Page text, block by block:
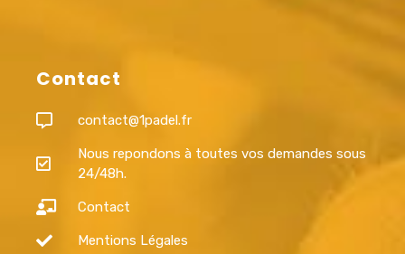
Contact
contact@1padel.fr
Nous repondons à toutes vos demandes sous
24/48h.
Contact
Mentions Légales